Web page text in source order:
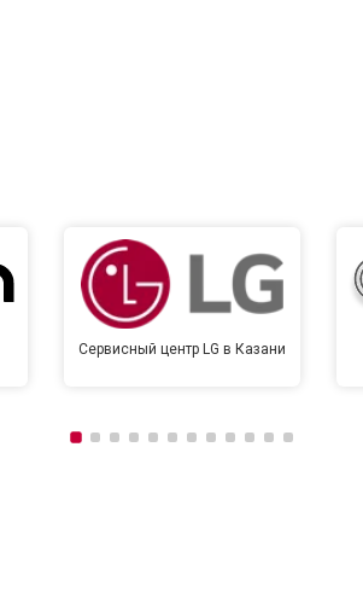
Сервисный центр LG в Казани